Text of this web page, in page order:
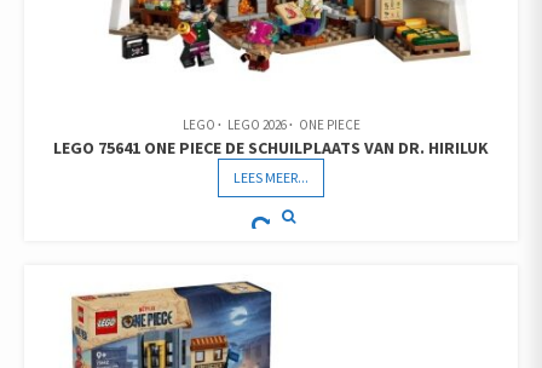
LEGO LEGO 2026 ONE PIECE
LEGO 75641 ONE PIECE DE SCHUILPLAATS VAN DR. HIRILUK
LEES MEER...